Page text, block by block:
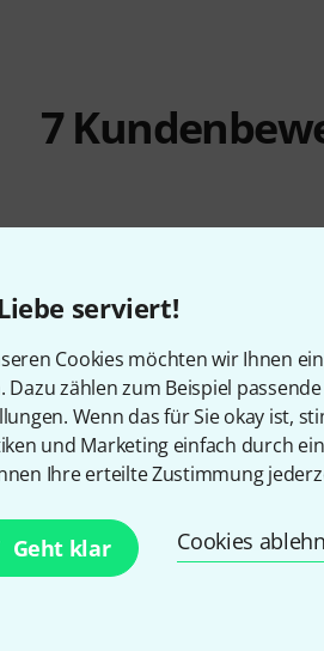
serviert!
Cookies möchten wir Ihnen
Dazu zählen zum Beispiel
Wenn das für Sie okay ist,
und Marketing einfach durch
Ihre erteilte Zustimmung
Geht klar Cookies
7